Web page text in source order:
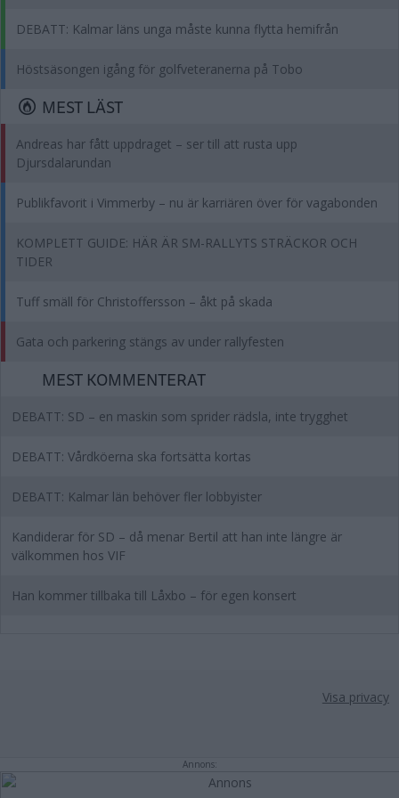
DEBATT: Kalmar läns unga måste kunna flytta hemifrån
Höstsäsongen igång för golfveteranerna på Tobo
MEST LÄST
Andreas har fått uppdraget – ser till att rusta upp
Djursdalarundan
Publikfavorit i Vimmerby – nu är karriären över för vagabonden
KOMPLETT GUIDE: HÄR ÄR SM-RALLYTS STRÄCKOR OCH
TIDER
Tuff smäll för Christoffersson – åkt på skada
Gata och parkering stängs av under rallyfesten
MEST KOMMENTERAT
DEBATT: SD – en maskin som sprider rädsla, inte trygghet
DEBATT: Vårdköerna ska fortsätta kortas
DEBATT: Kalmar län behöver fler lobbyister
Kandiderar för SD – då menar Bertil att han inte längre är
välkommen hos VIF
Han kommer tillbaka till Låxbo – för egen konsert
Visa privacy
Annons: